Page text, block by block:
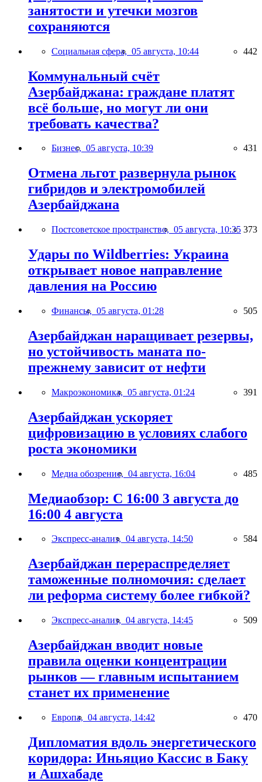
занятости и утечки мозгов
сохраняются
Социальная сфера, 05 августа, 10:44 442
Коммунальный счёт
Азербайджана: граждане платят
всё больше, но могут ли они
требовать качества?
Бизнес, 05 августа, 10:39 431
Отмена льгот развернула рынок
гибридов и электромобилей
Азербайджана
Постсоветское пространство, 05 августа, 10:35 373
Удары по Wildberries: Украина
открывает новое направление
давления на Россию
Финансы, 05 августа, 01:28 505
Азербайджан наращивает резервы,
но устойчивость маната по-
прежнему зависит от нефти
Макроэкономика, 05 августа, 01:24 391
Азербайджан ускоряет
цифровизацию в условиях слабого
роста экономики
Медиа обозрение, 04 августа, 16:04 485
Медиаобзор: С 16:00 3 августа до
16:00 4 августа
Экспресс-анализ, 04 августа, 14:50 584
Азербайджан перераспределяет
таможенные полномочия: сделает
ли реформа систему более гибкой?
Экспресс-анализ, 04 августа, 14:45 509
Азербайджан вводит новые
правила оценки концентрации
рынков — главным испытанием
станет их применение
Европа, 04 августа, 14:42 470
Дипломатия вдоль энергетического
коридора: Иньяцио Кассис в Баку
и Ашхабаде